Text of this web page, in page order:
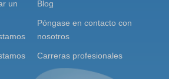
un
Blog
Póngase en contacto con
nosotros
Carreras profesionales